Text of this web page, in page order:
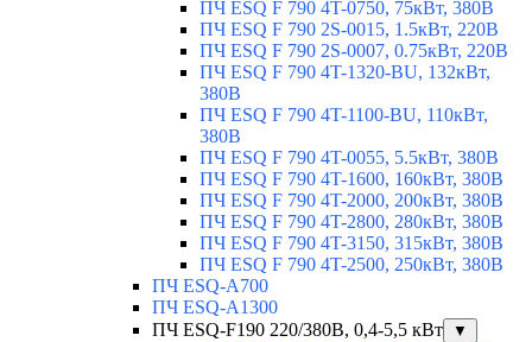
ПЧ ESQ F 790 4T-0750, 75кВт, 380В
ПЧ ESQ F 790 2S-0015, 1.5кВт, 220В
ПЧ ESQ F 790 2S-0007, 0.75кВт, 220В
ПЧ ESQ F 790 4T-1320-BU, 132кВт,
380В
ПЧ ESQ F 790 4T-1100-BU, 110кВт,
380В
ПЧ ESQ F 790 4T-0055, 5.5кВт, 380В
ПЧ ESQ F 790 4T-1600, 160кВт, 380В
ПЧ ESQ F 790 4T-2000, 200кВт, 380В
ПЧ ESQ F 790 4T-2800, 280кВт, 380В
ПЧ ESQ F 790 4T-3150, 315кВт, 380В
ПЧ ESQ F 790 4T-2500, 250кВт, 380В
ПЧ ESQ-A700
ПЧ ESQ-A1300
ПЧ ESQ-F190 220/380В, 0,4-5,5 кВт
▼